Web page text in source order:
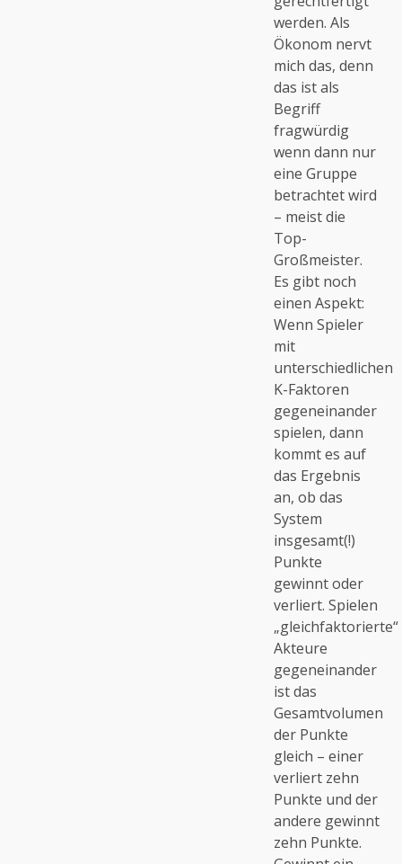
werden. Als
Ökonom nervt
mich das, denn
das ist als
Begriff
fragwürdig
wenn dann nur
eine Gruppe
betrachtet wird
– meist die
Top-
Großmeister.
Es gibt noch
einen Aspekt:
Wenn Spieler
mit
unterschiedlichen
K-Faktoren
gegeneinander
spielen, dann
kommt es auf
das Ergebnis
an, ob das
System
insgesamt(!)
Punkte
gewinnt oder
verliert. Spielen
„gleichfaktorierte“
Akteure
gegeneinander
ist das
Gesamtvolumen
der Punkte
gleich – einer
verliert zehn
Punkte und der
andere gewinnt
zehn Punkte.